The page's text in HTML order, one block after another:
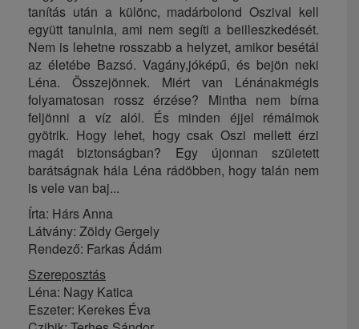
tanítás után a különc, madárbolond Oszival kell
együtt tanulnia, ami nem segíti a beilleszkedését.
Nem is lehetne rosszabb a helyzet, amikor besétál
az életébe Bazsó. Vagány,jóképű, és bejön neki
Léna. Összejönnek. Miért van Lénánakmégis
folyamatosan rossz érzése? Mintha nem bírna
feljönni a víz alól. És minden éjjel rémálmok
gyötrik. Hogy lehet, hogy csak Oszi mellett érzi
magát biztonságban? Egy újonnan született
barátságnak hála Léna rádöbben, hogy talán nem
is vele van baj...
Írta: Hárs Anna
Látvány: Zöldy Gergely
Rendező: Farkas Ádám
Szereposztás
Léna: Nagy Katica
Eszeter: Kerekes Éva